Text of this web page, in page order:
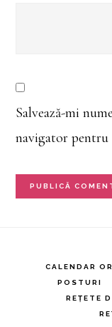
Salvează-mi
navigator pentru
CALENDAR
POSTURI
REȚETE